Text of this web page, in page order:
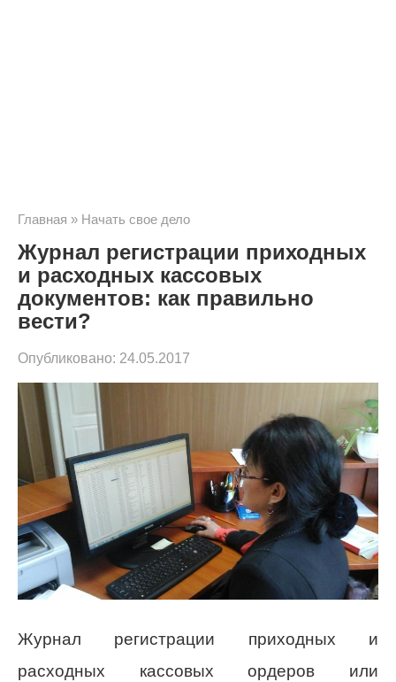
Главная » Начать свое дело
Журнал регистрации приходных
и расходных кассовых
документов: как правильно
вести?
Опубликовано: 24.05.2017
Журнал регистрации приходных и
расходных кассовых ордеров или